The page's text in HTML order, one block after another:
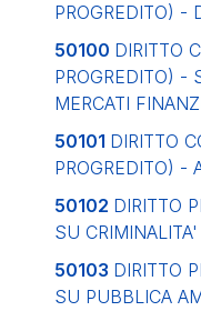
PROGREDITO) -
50100 DIRITTO
PROGREDITO) -
MERCATI
50101 DIRITTO
PROGREDITO) -
50102 DIRITTO
SU
50103 DIRITTO
SU PUBBLICA